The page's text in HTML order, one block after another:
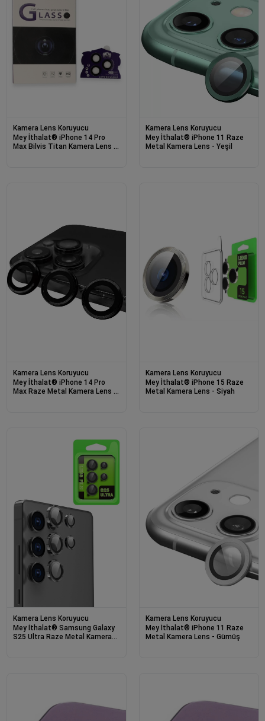
Kamera Lens Koruyucu
Mey İthalat® iPhone 14 Pro
Max Bilvis Titan Kamera Lens -
Kamera Lens Koruyucu
Mey İthalat® iPhone 11 Raze
Metal Kamera Lens - Yeşil
Kamera Lens Koruyucu
Mey İthalat® iPhone 14 Pro
Max Raze Metal Kamera Lens -
Kamera Lens Koruyucu
Mey İthalat® iPhone 15 Raze
Metal Kamera Lens - Siyah
Kamera Lens Koruyucu
Mey İthalat® Samsung Galaxy
S25 Ultra Raze Metal Kamera
Kamera Lens Koruyucu
Mey İthalat® iPhone 11 Raze
Metal Kamera Lens - Gümüş